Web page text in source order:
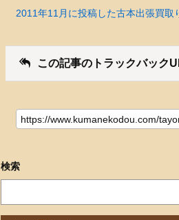
2011年11月に投稿した古本出張買
この記事のトラックバック
検索